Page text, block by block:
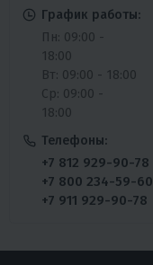
График работы:
Пн: 09:00 -
18:00
Вт: 09:00 - 18:00
Ср: 09:00 -
18:00
Телефоны:
+7 812 929-90-78
+7 800 234-59-60
+7 911 929-90-78